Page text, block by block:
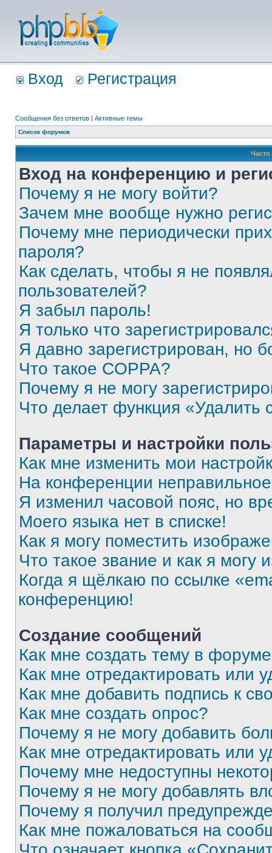
Вход Регистрация
Сообщения без ответов | Активные темы
Список форумов
Вход на конференцию и
Почему я не могу войти?
Зачем мне вообще нужно
Почему мне периодически
пароля?
Как сделать, чтобы я не
пользователей?
Я забыл пароль!
Я только что
Я давно зарегистрирован, но
Что такое COPPA?
Почему я не могу
Что делает функция «Удалить
Параметры и настройки
Как мне изменить мои
На конференции
Я изменил часовой пояс, но
Моего языка нет в списке!
Как я могу поместить
Что такое звание и как я могу
Когда я щёлкаю по ссылке
конференцию!
Создание сообщений
Как мне создать тему в
Как мне отредактировать или
Как мне добавить подпись к
Как мне создать опрос?
Почему я не могу добавить
Как мне отредактировать или
Почему мне недоступны
Почему я не могу добавлять
Почему я получил
Как мне пожаловаться на